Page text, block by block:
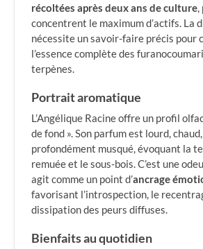
récoltées après deux ans de culture,
concentrent le maximum d’actifs. La
nécessite un savoir-faire précis pour
l’essence complète des
terpènes.
Portrait aromatique
L’Angélique Racine offre un profil
de fond ». Son parfum est lourd,
profondément musqué, évoquant la
remuée et le sous-bois. C’est une
agit comme un point d’ancrage
favorisant l’introspection, le
dissipation des peurs diffuses.
Bienfaits au quotidien